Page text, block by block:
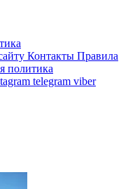
Контакты Правила
политика
telegram viber